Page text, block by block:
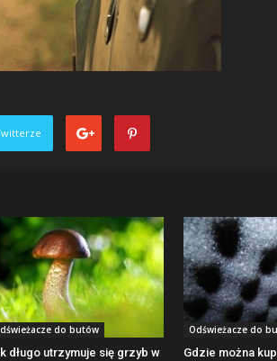
do butów
długo utrzymuje się grzyb w
Odświeżacze do
Gdzie można